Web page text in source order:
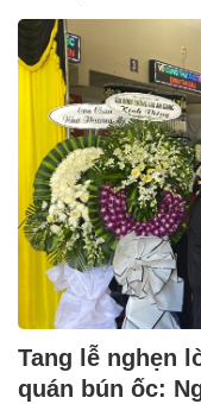
Tang lễ nghẹn
quán bún ốc: